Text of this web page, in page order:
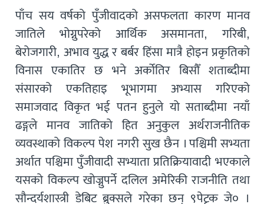
पाँच सय वर्षको पुँजीवादको असफलता कारण मानव
जातिले भोग्नुपरेको आर्थिक असमानता, गरिबी,
बेरोजगारी, अभाव युद्ध र बर्बर हिंसा मात्रै होइन प्रकृतिको
विनास एकातिर छ भने अर्कोतिर बिसौँ शताब्दीमा
संसारको एकतिहाइ भूभागमा अभ्यास गरिएको
समाजवाद विकृत भई पतन हुनुले यो सताब्दीमा नयाँ
ढङ्गले मानव जातिको हित अनुकुल अर्थराजनीतिक
व्यवस्थाको विकल्प पेश नगरी सुख छैन । पश्चिमी सभ्यता
अर्थात पश्चिमा पुँजीवादी सभ्याता प्रतिक्रियावादी भएकाले
यसको विकल्प खोज्नुपर्ने दलिल अमेरिकी राजनीति तथा
सौन्दर्यशास्त्री डेबिट ब्रुक्सले गरेका छन् ९पेटृक जे० ।